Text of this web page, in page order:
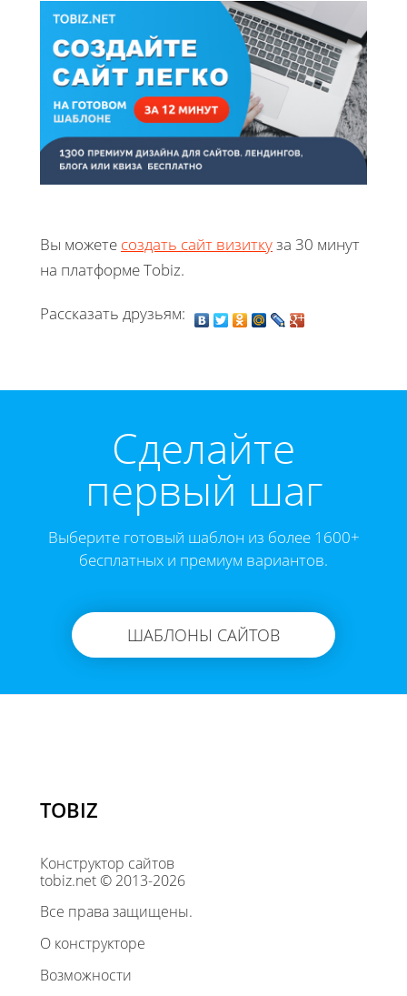
Вы можете создать сайт визиткуза 30 минут
на платформе Tobiz.
Рассказать друзьям:
Cделайте
первый шаг
Выберите готовый шаблон из более 1600+
бесплатных и премиум вариантов.
ШАБЛОНЫ САЙТОВ
TOBIZ
Конструктор сайтов
tobiz.net © 2013-2026
Все права защищены.
О конструкторе
Возможности